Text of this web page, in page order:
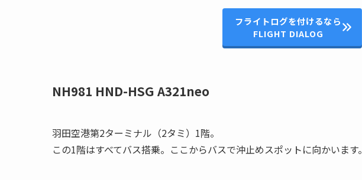
フライトログを付けるなら
FLIGHT DIALOG
NH981 HND-HSG A321neo
羽田空港第2ターミナル（2タミ）1階。
この1階はすべてバス搭乗。ここからバスで沖止めスポットに向かいます。